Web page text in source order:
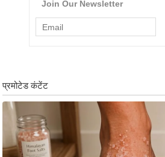
ब्री
फ
म
नो
रं